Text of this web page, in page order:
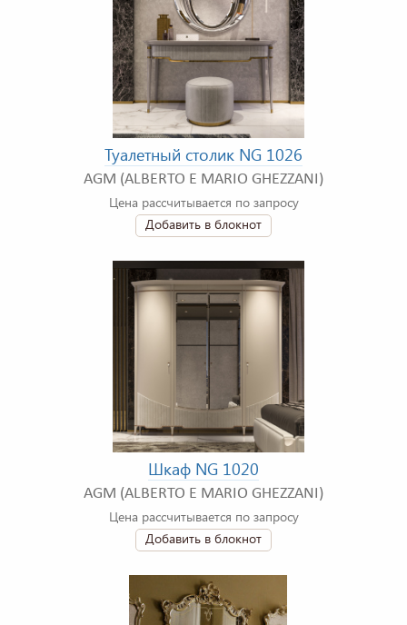
Туалетный столик NG 1026
AGM (ALBERTO E MARIO GHEZZANI)
Цена рассчитывается по запросу
Добавить в блокнот
Шкаф NG 1020
AGM (ALBERTO E MARIO GHEZZANI)
Цена рассчитывается по запросу
Добавить в блокнот